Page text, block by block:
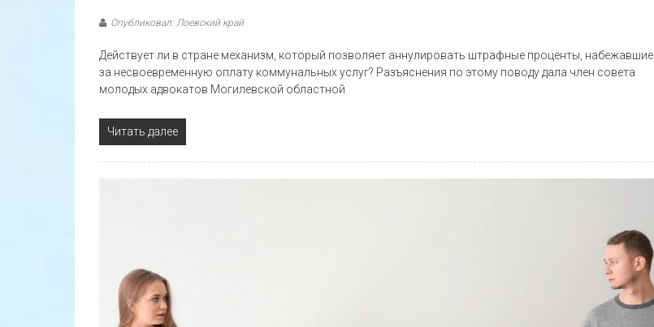
Опубликовал: Лоевский край
Действует ли в стране механизм, который позволяет аннулировать штрафные проценты, набежавшие
за несвоевременную оплату коммунальных услуг? Разъяснения по этому поводу дала член совета
молодых адвокатов Могилевской областной
Читать далее